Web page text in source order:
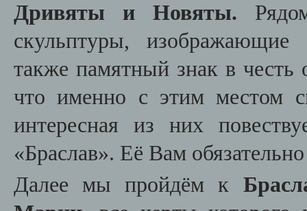
Дривяты и Новяты.
скульптуры, изображающие
также памятный знак в честь
что именно сэтим местом
интересная из них
«Браслав». Её Вам
Далее мы пройдём к